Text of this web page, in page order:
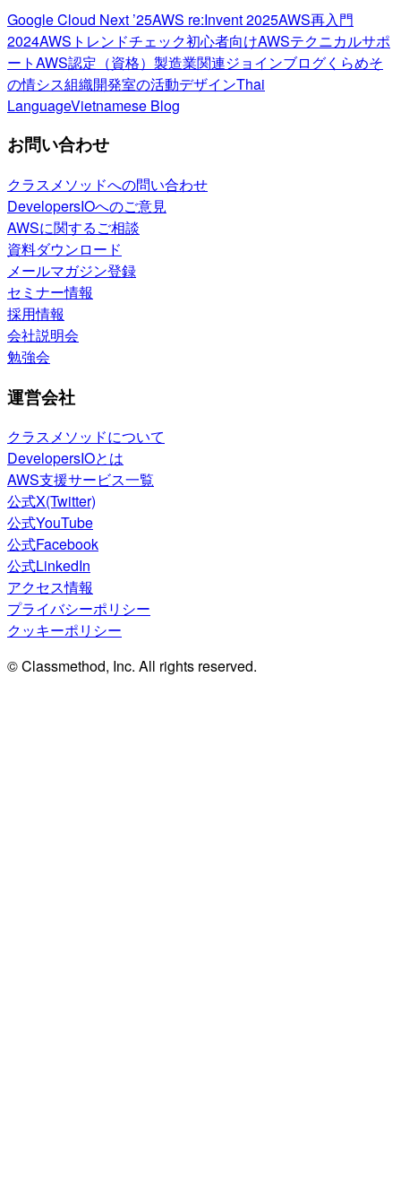
Google Cloud Next ’25AWS re:Invent 2025AWS再入門
2024AWSトレンドチェック初心者向けAWSテクニカルサポ
ートAWS認定（資格） 製造業関連ジョインブログくらめそ
の情シス組織開発室の活動デザインThai
LanguageVietnamese Blog
お問い合わせ
クラスメソッドへの問い合わせ
DevelopersIOへのご意見
AWSに関するご相談
資料ダウンロード
メールマガジン登録
セミナー情報
採用情報
会社説明会
勉強会
運営会社
クラスメソッドについて
DevelopersIOとは
AWS支援サービス一覧
公式X(Twitter)
公式YouTube
公式Facebook
公式LinkedIn
アクセス情報
プライバシーポリシー
クッキーポリシー
© Classmethod, Inc. All rights reserved.